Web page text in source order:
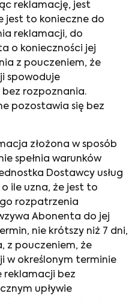
reklamację, jest
jest to konieczne do
reklamacji, do
o konieczności jej
z pouczeniem, że
spowoduje
rozpoznania.
pozostawia się bez
złożona w sposób
spełnia warunków
Dostawcy usług
ile uzna, że jest to
rozpatrzenia
Abonenta do jej
nie krótszy niż 7 dni,
z pouczeniem, że
w określonym terminie
reklamacji bez
upływie